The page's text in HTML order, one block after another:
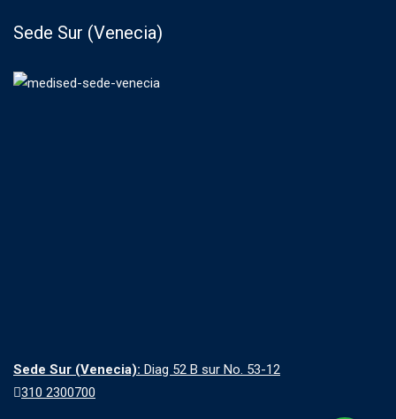
Sede Sur (Venecia)
Sede Sur (Venecia): Diag 52 B sur No. 53-12
310 2300700